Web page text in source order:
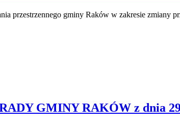
przestrzennego gminy Raków w zakresie zmiany
GMINY RAKÓW z dnia